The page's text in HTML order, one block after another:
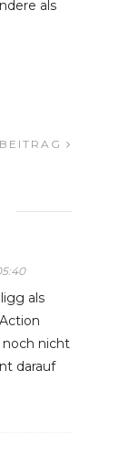
als
als
noch nicht
darauf